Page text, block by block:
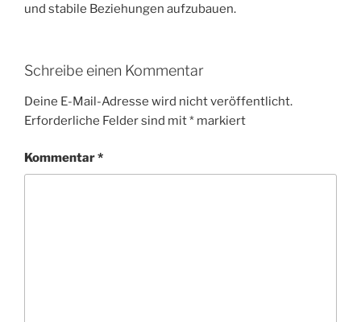
und stabile Beziehungen aufzubauen.
Schreibe einen Kommentar
Deine E-Mail-Adresse wird nicht veröffentlicht.
Erforderliche Felder sind mit* markiert
Kommentar*